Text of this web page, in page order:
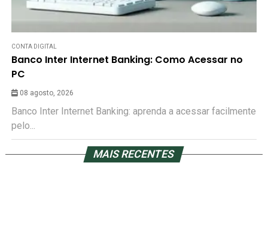
CONTA DIGITAL
Banco Inter Internet Banking: Como Acessar no
PC
08 agosto, 2026
Banco Inter Internet Banking: aprenda a acessar facilmente
pelo...
MAIS RECENTES